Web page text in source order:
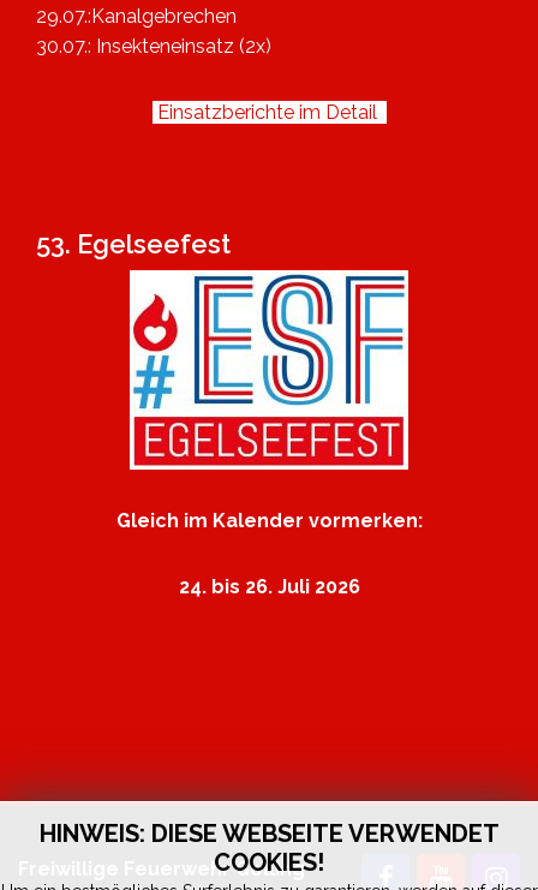
29.07.:Kanalgebrechen
30.07.: Insekteneinsatz (2x)
Einsatzberichte im Detail
53. Egelseefest
Gleich im Kalender vormerken:
24. bis 26. Juli 2026
HINWEIS: DIESE WEBSEITE VERWENDET
COOKIES!
Freiwillige Feuerwehr Golling